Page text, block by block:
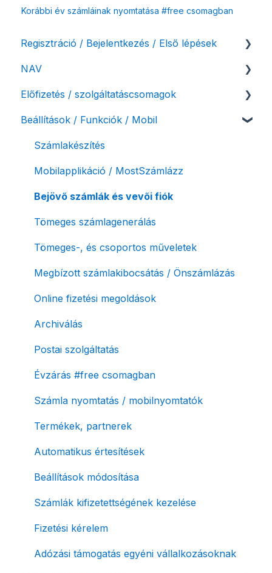
Korábbi év számláinak nyomtatása #free csomagban
Regisztráció / Bejelentkezés / Első lépések
Felhasználó beállításai
Számlázási fiók kezdő beállításai, első lépések
NAV
NAV online adatszolgáltatás
Adóhatósági ellenőrzés adatszolgáltatás
NAV pénztárgép feladás (PTGSZLAH)
Számlaverzum
Előfizetés / szolgáltatáscsomagok
Szolgáltatáscsomag kiválasztása
Szolgáltatáscsomag módosítása
Fiók / felhasználó törlése
Díjfizetés / díjtartozás / korlátozás
Fizetési módok
Beállítások / Funkciók / Mobil
Számlakészítés
Mobilapplikáció / MostSzámlázz
Bejövő számlák és vevői fiók
Tömeges számlagenerálás
Tömeges-, és csoportos műveletek
Megbízott számlakibocsátás / Önszámlázás
Online fizetési megoldások
Archiválás
Postai szolgáltatás
Évzárás #free csomagban
Számla nyomtatás / mobilnyomtatók
Termékek, partnerek
Automatikus értesítések
Beállítások módosítása
Számlák kifizetettségének kezelése
Fizetési kérelem
Adózási támogatás egyéni vállalkozásoknak